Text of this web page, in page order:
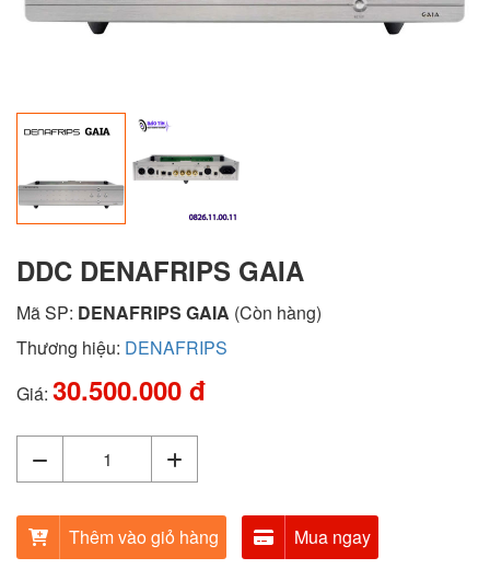
DDC DENAFRIPS GAIA
Mã SP: DENAFRIPS GAIA (Còn hàng)
Thương hiệu: DENAFRIPS
Giá: 30.500.000 đ
Thêm vào giỏ hàng
Mua ngay